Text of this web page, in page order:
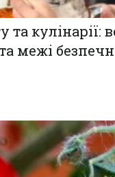
та кулінарії:
межі